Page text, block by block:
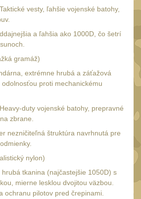
Ion
Ion
2
vesty, ľahšie vojenské batohy,
a ľahšia ako 1000D, čo šetrí
gramáž)
extrémne hrubá a záťažová
proti mechanickému
duty vojenské batohy, prepravné
zbrane.
nezničiteľná štruktúra navrhnutá pre
nylon)
tkanina (najčastejšie 1050D) s
mierne lesklou dvojitou väzbou.
ochranu pilotov pred črepinami.